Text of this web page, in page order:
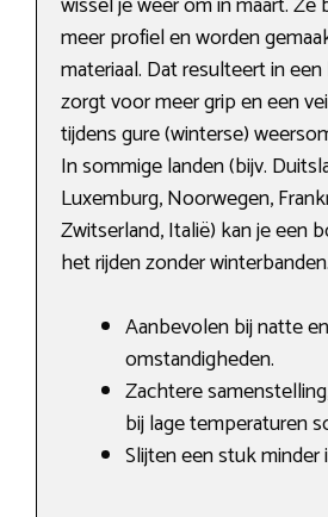
meer profiel en worden
materiaal. Dat resulteert in
zorgt voor meer grip en een
tijdens gure (winterse)
In sommige landen (bijv.
Luxemburg, Noorwegen,
Zwitserland, Italië) kan je een
het rijden zonder winterbanden.
Aanbevolen bij natte
omstandigheden.
Zachtere
bij lage temperaturen
Slijten een stuk minder